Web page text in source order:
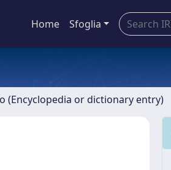
Home Sfoglia
(Encyclopedia or dictionary entry)